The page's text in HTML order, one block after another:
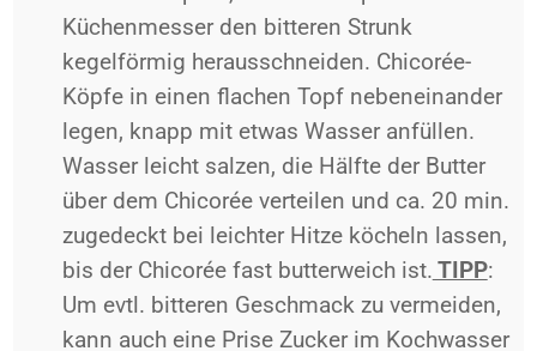
Küchenmesser den bitteren Strunk
kegelförmig herausschneiden. Chicorée-
Köpfe in einen flachen Topf nebeneinander
legen, knapp mit etwas Wasser anfüllen.
Wasser leicht salzen, die Hälfte der Butter
über dem Chicorée verteilen und ca. 20 min.
zugedeckt bei leichter Hitze köcheln lassen,
bis der Chicorée fast butterweich ist. TIPP:
Um evtl. bitteren Geschmack zu vermeiden,
kann auch eine Prise Zucker im Kochwasser